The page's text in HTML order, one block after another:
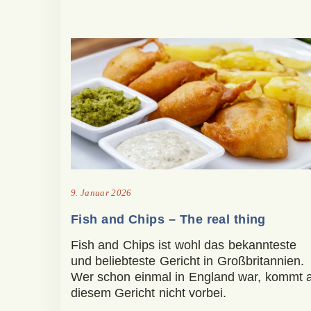
9. Januar 2026
Fish and Chips – The real thing
Fish and Chips ist wohl das bekannteste
und beliebteste Gericht in Großbritannien.
Wer schon einmal in England war, kommt
diesem Gericht nicht vorbei.